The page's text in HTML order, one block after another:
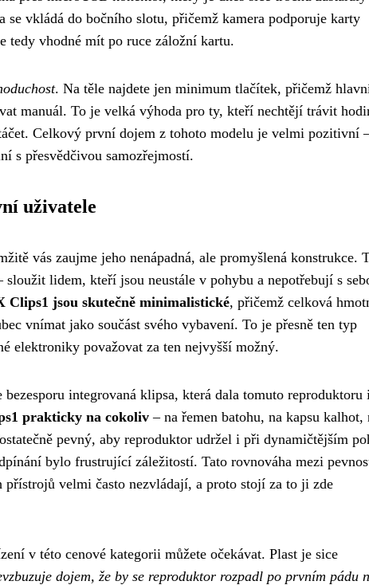
se vkládá do bočního slotu, přičemž kamera podporuje karty
tedy vhodné mít po ruce záložní kartu.
. Na těle najdete jen minimum tlačítek, přičemž
manuál. To je velká výhoda pro ty, kteří nechtějí trávit
Celkový první dojem z tohoto modelu je velmi pozitivní
s přesvědčivou samozřejmostí.
uživatele
vás zaujme jeho nenápadná, ale promyšlená konstrukce.
lidem, kteří jsou neustále v pohybu a nepotřebují s
Clips1 jsou skutečně minimalistické, přičemž celková
vnímat jako součást svého vybavení. To je přesně ten typ
elektroniky považovat za ten nejvyšší možný.
integrovaná klipsa, která dala tomuto reproduktoru
prakticky na cokoliv – na řemen batohu, na kapsu kalhot,
pevný, aby reproduktor udržel i při dynamičtějším
bylo frustrující záležitostí. Tato rovnováha mezi
velmi často nezvládají, a proto stojí za to ji zde
v této cenové kategorii můžete očekávat. Plast je sice
dojem, že by se reproduktor rozpadl po prvním pádu